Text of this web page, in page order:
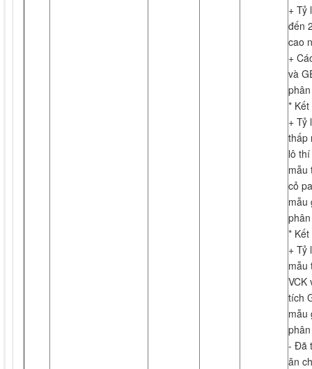
+ Tỷ
đến
cao
+
và
*
+ Tỷ
thấp
lô
mẫu
cỏ
mẫu
*
+ Tỷ
mẫu
VCK
tích
mẫu
- Đã
ăn